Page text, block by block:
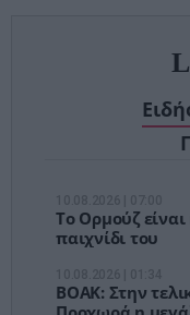
Το Ορμούζ
παιχνίδι του
ΒΟΑΚ: Στην